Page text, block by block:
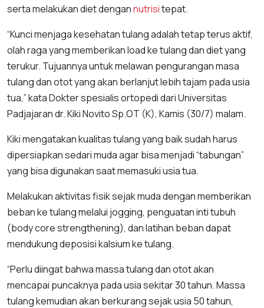
serta melakukan diet dengannutrisitepat.
“Kunci menjaga kesehatan tulang adalah tetap terus aktif,
olah raga yang memberikan load ke tulang dan diet yang
terukur. Tujuannya untuk melawan pengurangan masa
tulang dan otot yang akan berlanjut lebih tajam pada usia
tua,” kata Dokter spesialis ortopedi dari Universitas
Padjajaran dr. Kiki Novito Sp.OT (K), Kamis (30/7) malam.
Kiki mengatakan kualitas tulang yang baik sudah harus
dipersiapkan sedari muda agar bisa menjadi “tabungan”
yang bisa digunakan saat memasuki usia tua.
Melakukan aktivitas fisik sejak muda dengan memberikan
beban ke tulang melalui jogging, penguatan inti tubuh
(body core strengthening), dan latihan beban dapat
mendukung deposisi kalsium ke tulang.
“Perlu diingat bahwa massa tulang dan otot akan
mencapai puncaknya pada usia sekitar 30 tahun. Massa
tulang kemudian akan berkurang sejak usia 50 tahun,